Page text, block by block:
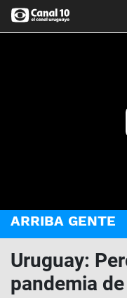
ARRIBA GENTE
Uruguay:
pandemia